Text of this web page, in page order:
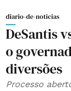
diario-de-noticias
DeSantis
o
diversões
Processo